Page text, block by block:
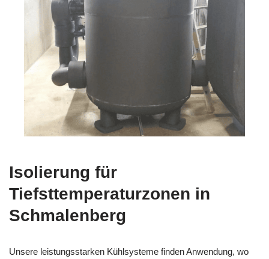
Isolierung für
Tiefsttemperaturzonen in
Schmalenberg
Unsere leistungsstarken Kühlsysteme finden Anwendung, wo